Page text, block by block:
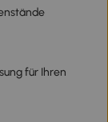
für Ihren